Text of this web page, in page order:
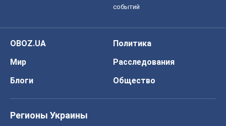
событий
OBOZ.UA
Политика
Мир
Расследования
Блоги
Общество
Регионы Украины